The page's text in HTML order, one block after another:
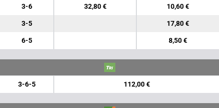
3-6 32,80 € 10,60 €
3-5 17,80 €
6-5 8,50 €
3-6-5 112,00 €